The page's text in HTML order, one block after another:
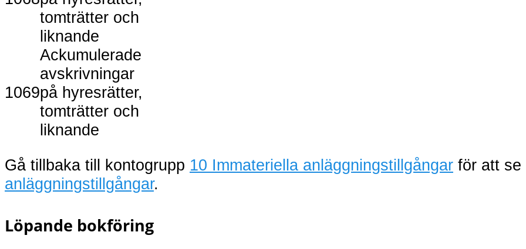
tomträtter och
liknande
1069
Ackumulerade
avskrivningar
på hyresrätter,
tomträtter och
liknande
Gå tillbaka till kontogrupp 10 Immateriella anläggningstillgångar för att se
anläggningstillgångar.
Löpande bokföring